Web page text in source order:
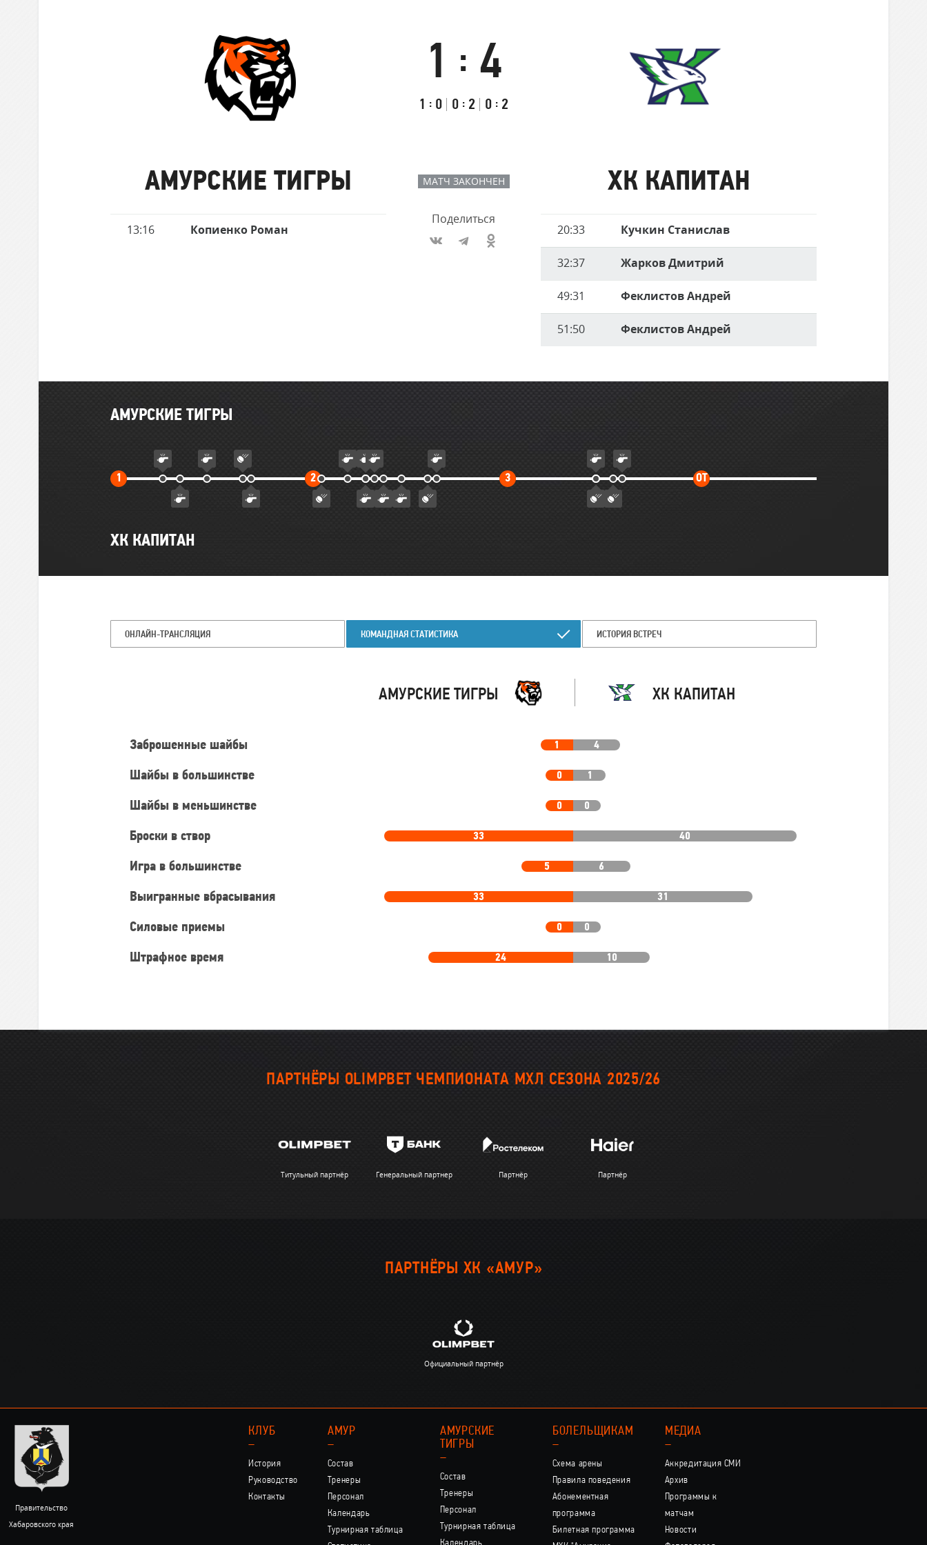
Шанхайские Драконы
встречи
Амурские
Тигры
Итоговый
1 : 4
таймам
Первый
1 : 0
Второй
0 : 2
Третий
0 : 2
ХК
Капитан
МАТЧ ЗАКОНЧЕН
Поделиться
АМУРСКИЕ ТИГРЫ
Время
Имя
13:16 Копиенко Роман
ХК КАПИТАН
Время
Имя
20:33 Кучкин Станислав
32:37 Жарков Дмитрий
49:31 Феклистов Андрей
51:50 Феклистов Андрей
Главные
АМУРСКИЕ ТИГРЫ
1 Первый
2Второй
тайм
3Третий
ОТДополнительное
ХК КАПИТАН
ОНЛАЙН-ТРАНСЛЯЦИЯ КОМАНДНАЯ СТАТИСТИКА ИСТОРИЯ ВСТРЕЧ
АМУРСКИЕ ТИГРЫ ХК КАПИТАН
Заброшенные шайбы 1 4
Шайбы в большинстве 0 1
Шайбы в меньшинстве 0 0
Броски в створ 33 40
Игра в большинстве 5 6
Выигранные вбрасывания 33 31
Силовые приемы 0 0
Штрафное время 24 10
ПАРТНЁРЫ OLIMPBET ЧЕМПИОНАТА МХЛ СЕЗОНА 2025/26
Титульный партнёр Генеральный партнер Партнёр Партнёр
ПАРТНЁРЫ ХК «АМУР»
Официальный партнёр
Правительство
Хабаровского края
КЛУБ
–
История
Руководство
Контакты
АМУР
–
Состав
Тренеры
Персонал
Календарь
Турнирная таблица
АМУРСКИЕ
ТИГРЫ
–
Состав
Тренеры
Персонал
Турнирная таблица
БОЛЕЛЬЩИКАМ
–
Схема арены
Правила поведения
Абонементная
программа
Билетная программа
МЕДИА
–
Аккредитация СМИ
Архив
Программы к
матчам
Новости